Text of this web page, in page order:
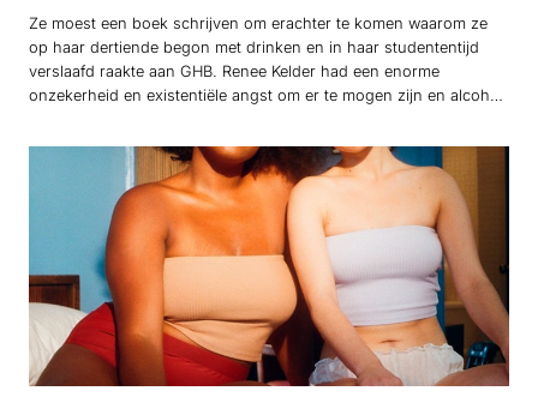
Ze moest een boek schrijven om erachter te komen waarom ze
op haar dertiende begon met drinken en in haar studententijd
verslaafd raakte aan GHB. Renee Kelder had een enorme
onzekerheid en existentiële angst om er te mogen zijn en alcohol
ben niet…